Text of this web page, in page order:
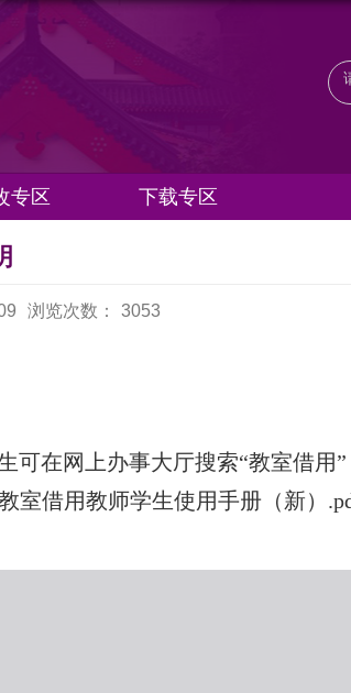
专区 下载专区
浏览次数： 3053
可在网上办事大厅搜索“教室借用
室借用教师学生使用手册（新）